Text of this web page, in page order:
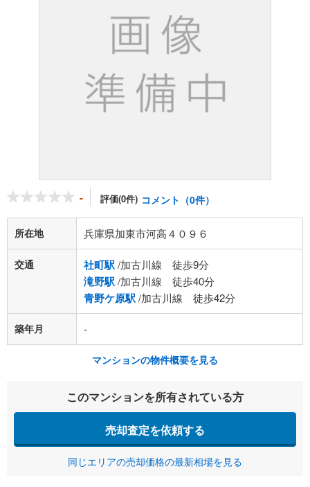
- 評価(0件) コメント（0件）
所在地 兵庫県加東市河高４０９６
交通 社町駅/加古川線 徒歩9分
滝野駅/加古川線 徒歩40分
青野ケ原駅/加古川線 徒歩42分
築年月 -
マンションの物件概要を見る
このマンションを所有されている方
売却査定を依頼する
同じエリアの売却価格の最新相場を見る